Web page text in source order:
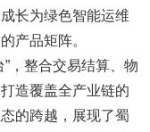
长为绿色智能运维
产品矩阵。
整合交易结算、物
造覆盖全产业链的
的跨越，展现了蜀